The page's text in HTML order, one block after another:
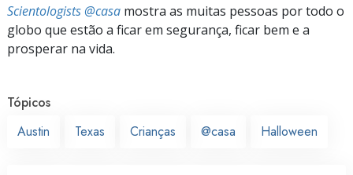
Scientologists @casa mostra as muitas pessoas por todo o
globo que estão a ficar em segurança, ficar bem e a
prosperar na vida.
Tópicos
Austin
Texas Crianças @casa Halloween